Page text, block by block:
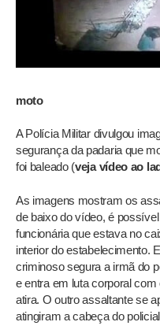
moto
A Polícia Militar divulgou
segurança da padaria que
foi baleado (veja vídeo ao
As imagens mostram os
de baixo do vídeo, é
funcionária que estava no
interior do estabelecimento.
criminoso segura a irmã do
e entra em luta corporal
atira. O outro assaltante se
atingiram a cabeça do